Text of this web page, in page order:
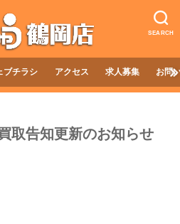
SEARCH
ブチラシ アクセス 求人募集 お問
告知更新のお知らせ